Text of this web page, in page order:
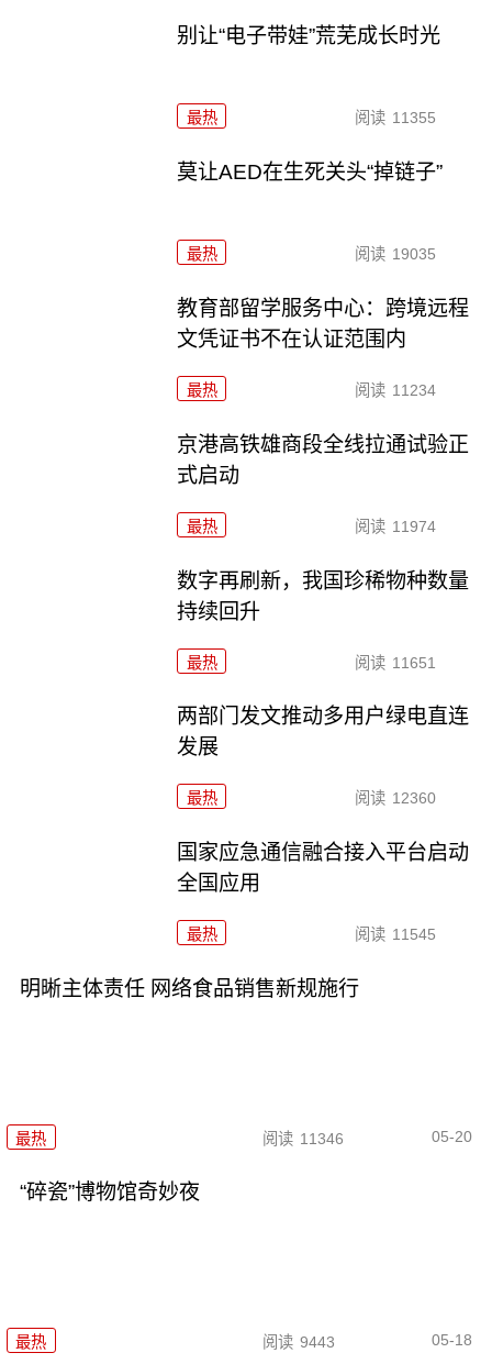
别让“电子带娃”荒芜成长时光
最热 阅读 11355
莫让AED在生死关头“掉链子”
最热 阅读 19035
教育部留学服务中心：跨境远程
文凭证书不在认证范围内
最热 阅读 11234
京港高铁雄商段全线拉通试验正
式启动
最热 阅读 11974
数字再刷新，我国珍稀物种数量
持续回升
最热 阅读 11651
两部门发文推动多用户绿电直连
发展
最热 阅读 12360
国家应急通信融合接入平台启动
全国应用
最热 阅读 11545
明晰主体责任 网络食品销售新规施行
最热 阅读 11346 05-20
“碎瓷”博物馆奇妙夜
最热 阅读 9443 05-18